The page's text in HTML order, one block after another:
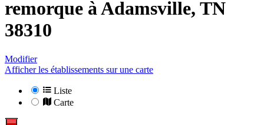
remorque àAdamsville, TN
38310
Modifier
Afficher les établissements sur une carte
Liste
Carte